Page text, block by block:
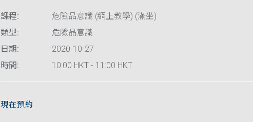
課程:
危險品意識 (網上教學) (滿坐)
類型:
危險品意識
日期:
2020-10-27
時間:
10:00 HKT - 11:00 HKT
現在預約